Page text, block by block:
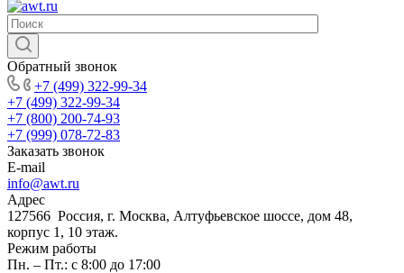
Обратный звонок
+7 (499) 322-99-34
+7 (499) 322-99-34
+7 (800) 200-74-93
+7 (999) 078-72-83
Заказать звонок
E-mail
info@awt.ru
Адрес
127566 Россия, г. Москва, Алтуфьевское шоссе, дом 48,
корпус 1, 10 этаж.
Режим работы
Пн. – Пт.: с 8:00 до 17:00